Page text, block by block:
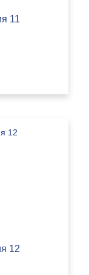
11
12